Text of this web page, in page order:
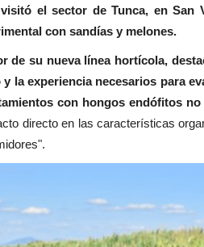
el sector de Tunca, en San
con sandías y melones.
de su nueva línea hortícola,
la experiencia necesarios para
con hongos endófitos
directo en las características